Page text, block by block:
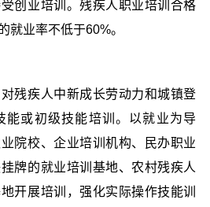
创业培训。残疾人职业培训合格
就业率不低于60%。
对残疾人中新成长劳动力和城镇登
能或初级技能培训。以就业为导
院校、企业培训机构、民办职业
牌的就业培训基地、农村残疾人
开展培训，强化实际操作技能训